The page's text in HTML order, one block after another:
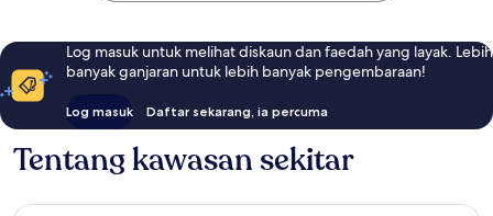
Log masuk untuk melihat diskaun dan faedah yang layak. Lebih
banyak ganjaran untuk lebih banyak pengembaraan!
Log masuk Daftar sekarang, ia percuma
Tentang kawasan sekitar